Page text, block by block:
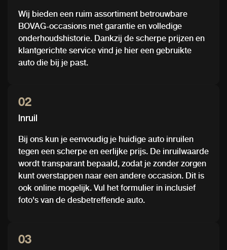
Wij bieden een ruim assortiment betrouwbare
BOVAG-occasions met garantie en volledige
onderhoudshistorie. Dankzij de scherpe prijzen en
klantgerichte service vind je hier een gebruikte
auto die bij je past.
02
Inruil
Bij ons kun je eenvoudig je huidige auto inruilen
tegen een scherpe en eerlijke prijs. De inruilwaarde
wordt transparant bepaald, zodat je zonder zorgen
kunt overstappen naar een andere occasion. Dit is
ook online mogelijk. Vul het formulier in inclusief
foto's van de desbetreffende auto.
03